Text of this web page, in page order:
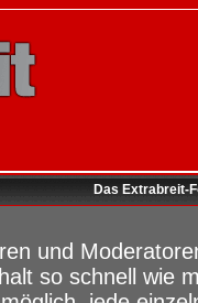
Das Extrabreit-
und
so schnell wie